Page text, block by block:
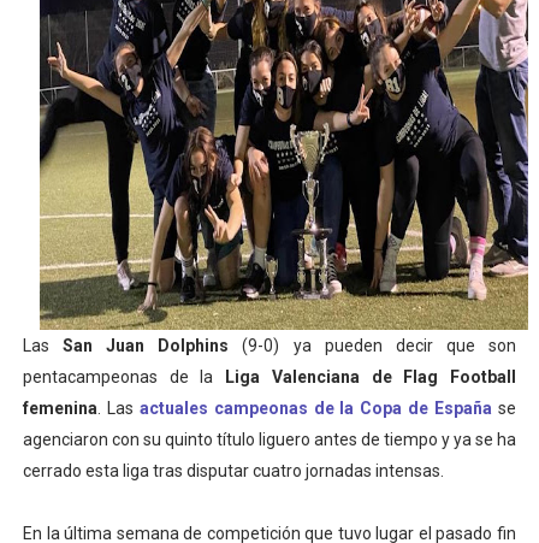
Mundial de piragüismo slalom 2026 (Oklahoma City,
Tour de Francia masculino 2026 - Tadej Pogacar
Mundial de Fórmula 1 2026 - Lando Norris consigue
Campeonato de Europa de saltos 2026 (París,
Tour de Francia femenino 2026 - Etapa 6
LasSan Juan Dolphins(9-0)
ya pueden decir que son
pentacampeonas de la
Liga Valenciana de Flag Football
femenina . Las actuales campeonas de la Copa de España se
agenciaron con su quinto título liguero antes de tiempo y ya se ha
cerrado esta liga tras disputar cuatro jornadas intensas.
En la última semana de competición que tuvo lugar el pasado fin